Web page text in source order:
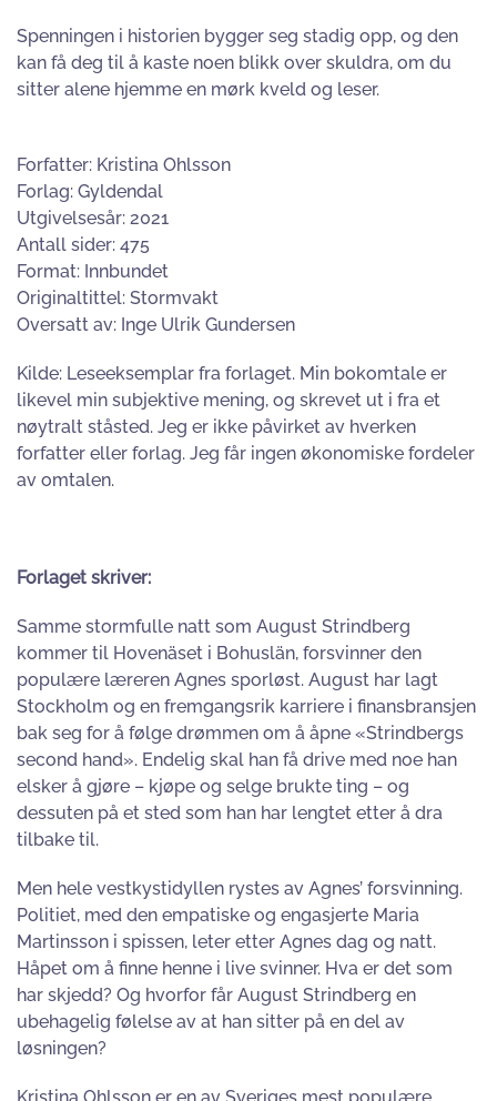
Spenningen i historien bygger seg stadig opp, og den
kan få deg til å kaste noen blikk over skuldra, om du
sitter alene hjemme en mørk kveld og leser.
Forfatter: Kristina Ohlsson
Forlag: Gyldendal
Utgivelsesår: 2021
Antall sider: 475
Format: Innbundet
Originaltittel: Stormvakt
Oversatt av: Inge Ulrik Gundersen
Kilde: Leseeksemplar fra forlaget. Min bokomtale er
likevel min subjektive mening, og skrevet ut i fra et
nøytralt ståsted. Jeg er ikke påvirket av hverken
forfatter eller forlag. Jeg får ingen økonomiske fordeler
av omtalen.
Forlaget skriver:
Samme stormfulle natt som August Strindberg
kommer til Hovenäset i Bohuslän, forsvinner den
populære læreren Agnes sporløst. August har lagt
Stockholm og en fremgangsrik karriere i finansbransjen
bak seg for å følge drømmen om å åpne «Strindbergs
second hand». Endelig skal han få drive med noe han
elsker å gjøre – kjøpe og selge brukte ting – og
dessuten på et sted som han har lengtet etter å dra
tilbake til.
Men hele vestkystidyllen rystes av Agnes’ forsvinning.
Politiet, med den empatiske og engasjerte Maria
Martinsson i spissen, leter etter Agnes dag og natt.
Håpet om å finne henne i live svinner. Hva er det som
har skjedd? Og hvorfor får August Strindberg en
ubehagelig følelse av at han sitter på en del av
løsningen?